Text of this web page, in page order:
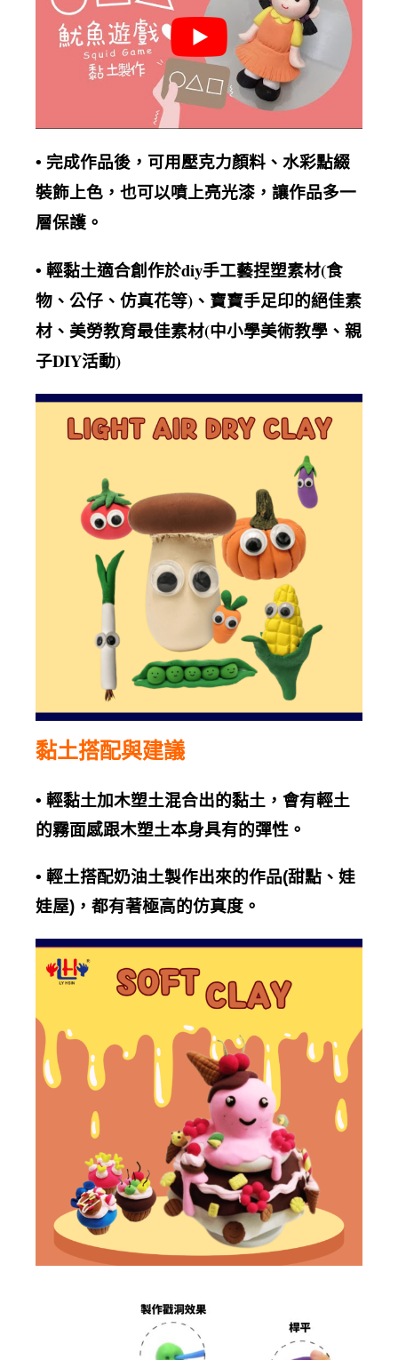
• 完成作品後，可用壓克力顏料、水彩點綴
裝飾上色，也可以噴上亮光漆，讓作品多一
層保護 。
• 輕黏土適合創作於diy手工藝捏塑素材(食
物、公仔、仿真花等)、寶寶手足印的絕佳素
材、美勞教育最佳素材(中小學美術教學、親
子DIY活動)
黏土搭配與建議
• 輕黏土加木塑土混合出的黏土，會有輕土
的霧面感跟木塑土本身具有的彈性。
• 輕土搭配奶油土製作出來的作品(甜點、娃
娃屋) ，都有著極高的仿真度。